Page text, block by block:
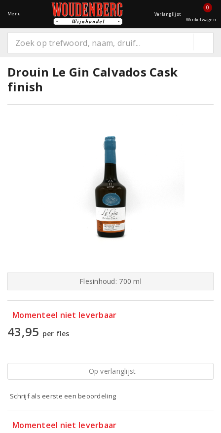
Menu Verlanglijst
0
Winkelwagen
Drouin Le Gin Calvados Cask
finish
Flesinhoud: 700 ml
Momenteel niet leverbaar
43,95 per fles
Op verlanglijst
Schrijf als eerste een beoordeling
Momenteel niet leverbaar